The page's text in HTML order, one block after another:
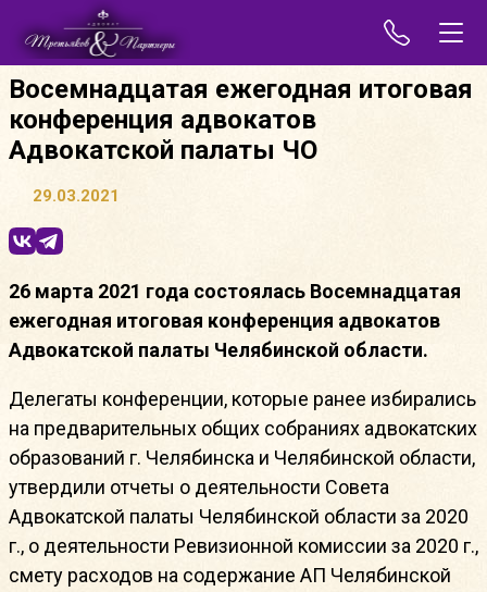
Восемнадцатая ежегодная итоговая
конференция адвокатов
Адвокатской палаты ЧО
29.03.2021
26 марта 2021 года состоялась Восемнадцатая
ежегодная итоговая конференция адвокатов
Адвокатской палаты Челябинской области.
Делегаты конференции, которые ранее избирались
на предварительных общих собраниях адвокатских
образований г. Челябинска и Челябинской области,
утвердили отчеты о деятельности Совета
Адвокатской палаты Челябинской области за 2020
г., о деятельности Ревизионной комиссии за 2020 г.,
смету расходов на содержание АП Челябинской